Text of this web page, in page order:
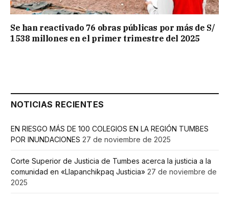
Se han reactivado 76 obras públicas por más de S/
1538 millones en el primer trimestre del 2025
NOTICIAS RECIENTES
EN RIESGO MÁS DE 100 COLEGIOS EN LA REGIÓN TUMBES
POR INUNDACIONES 27 de noviembre de 2025
Corte Superior de Justicia de Tumbes acerca la justicia a la
comunidad en «Llapanchikpaq Justicia» 27 de noviembre de
2025